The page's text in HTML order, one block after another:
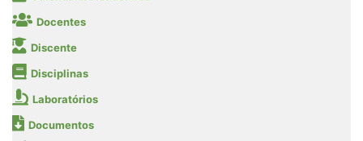
Docentes
Discente
Disciplinas
Laboratórios
Documentos